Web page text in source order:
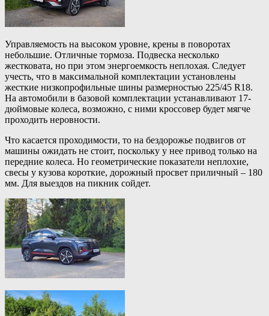
Управляемость на высоком уровне, крены в поворотах
небольшие. Отличные тормоза. Подвеска несколько
жестковата, но при этом энергоемкость неплохая. Следует
учесть, что в максимальной комплектации установлены
жесткие низкопрофильные шины размерностью 225/45 R18.
На автомобили в базовой комплектации устанавливают 17-
дюймовые колеса, возможно, с ними кроссовер будет мягче
проходить неровности.
Что касается проходимости, то на бездорожье подвигов от
машины ожидать не стоит, поскольку у нее привод только на
передние колеса. Но геометрические показатели неплохие,
свесы у кузова короткие, дорожный просвет приличный – 180
мм. Для выездов на пикник сойдет.